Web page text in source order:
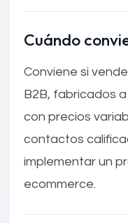
Cuándo
Conviene si
B2B, fabricados
con precios
contactos
implementar un
ecommerce.